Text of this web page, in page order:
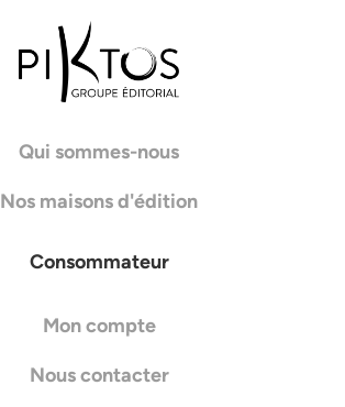
Qui sommes-nous
Nos maisons d'édition
Consommateur
Mon compte
Nous contacter